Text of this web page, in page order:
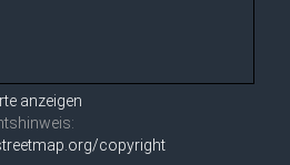
anzeigen
copyright